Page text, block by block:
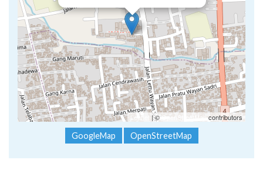
Leaflet | ©OpenStreetMap contributors
GoogleMap OpenStreetMap